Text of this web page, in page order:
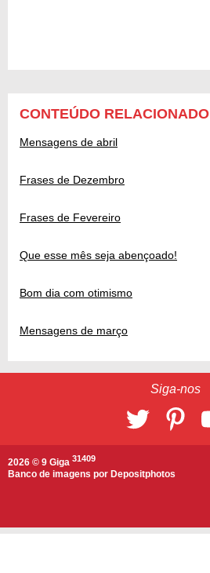
CONTEÚDO RELACIONADO
Mensagens de abril
Frases de Dezembro
Frases de Fevereiro
Que esse mês seja abençoado!
Bom dia com otimismo
Mensagens de março
Siga-nos
2026 © 9 Giga 31409
Banco de imagens por Depositphotos